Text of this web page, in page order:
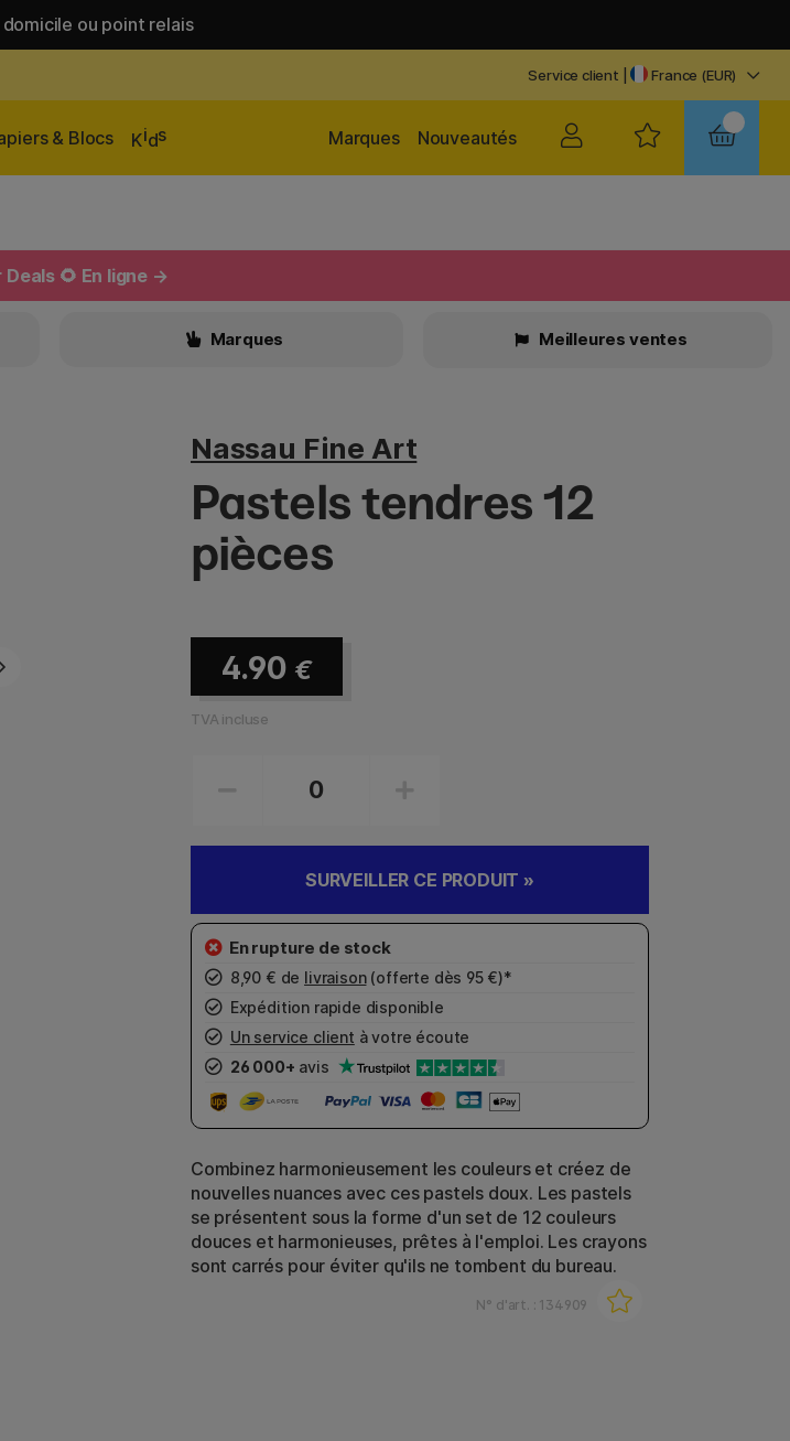
ou point relais
Service client | France (EUR)
& Blocs Kids Nouveautés
Marques
Deals 🌻 En ligne →
Marques Meilleures ventes
Nassau Fine Art
Pastels tendres 12
pièces
4.90 €
TVA incluse
SURVEILLER CE PRODUIT »
8,90 € de livraison(offerte dès 95 €)*
Expédition rapide disponible
Un service client à votre écoute
26 000+ avis
Combinez harmonieusement les couleurs et créez de
nouvelles nuances avec ces pastels doux. Les pastels
se présentent sous la forme d'un set de 12 couleurs
douces et harmonieuses, prêtes à l'emploi. Les crayons
sont carrés pour éviter qu'ils ne tombent du bureau.
N° d'art. : 134909